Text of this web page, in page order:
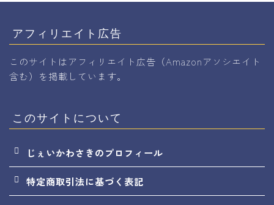
アフィリエイト広告
このサイトはアフィリエイト広告（Amazonアソシエイト
含む）を掲載しています。
このサイトについて
じぇいかわさきのプロフィール
特定商取引法に基づく表記